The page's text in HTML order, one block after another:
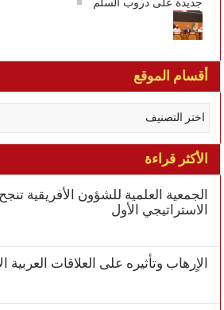
أقسام الموقع
الأكثر قراءة
الجمعية العلمية للشؤون الأفريقية
الاستراتيجي الأول
الاٍرهاب وتأثيره على العلاقات العربية